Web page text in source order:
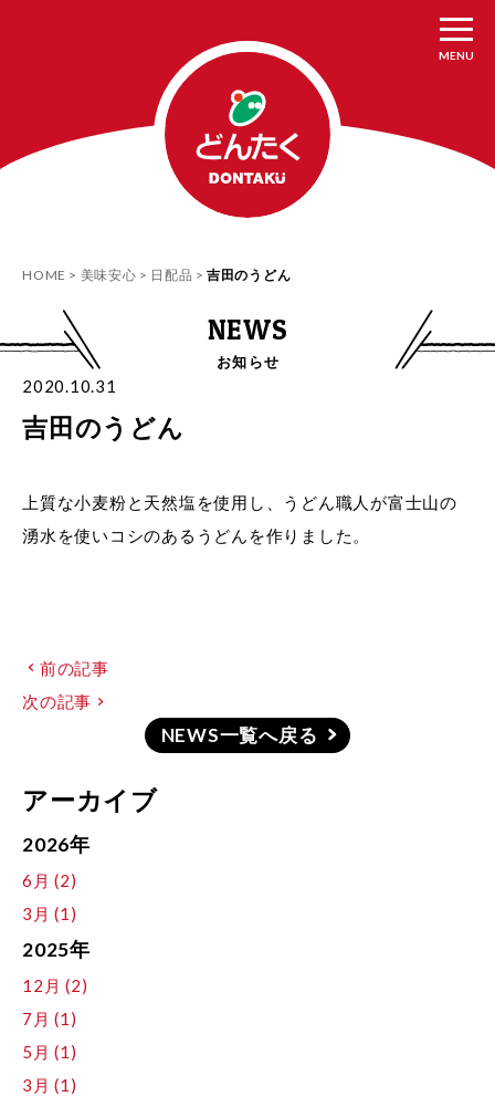
MENU
HOME 美味安心 日配品 吉田のうどん
NEWS
お知らせ
2020.10.31
吉田のうどん
上質な小麦粉と天然塩を使用し、うどん職人が富士山の
湧水を使いコシのあるうどんを作りました。
前の記事
次の記事
NEWS一覧へ戻る
アーカイブ
2026年
6月 (2)
3月 (1)
2025年
12月 (2)
7月 (1)
5月 (1)
3月 (1)